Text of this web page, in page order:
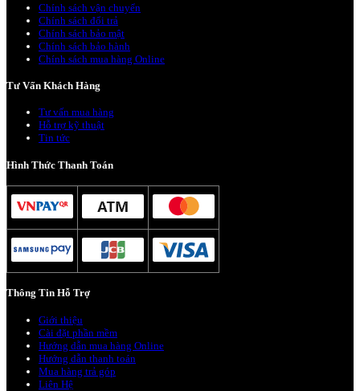
Chính sách vận chuyển
Chính sách đổi trả
Chính sách bảo mật
Chính sách bảo hành
Chính sách mua hàng Online
Tư Vấn Khách Hàng
Tư vấn mua hàng
Hỗ trợ kỹ thuật
Tin tức
Hình Thức Thanh Toán
Thông Tin Hỗ Trợ
Giới thiệu
Cài đặt phần mềm
Hướng dẫn mua hàng Online
Hướng dẫn thanh toán
Mua hàng trả góp
Liên Hệ